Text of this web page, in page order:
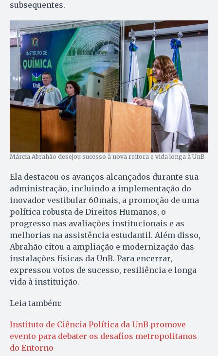
subsequentes.
Márcia Abrahão desejou sucesso à nova reitora e vida longa à UnB
Ela destacou os avanços alcançados durante sua
administração, incluindo a implementação do
inovador vestibular 60mais, a promoção de uma
política robusta de Direitos Humanos, o
progresso nas avaliações institucionais e as
melhorias na assistência estudantil. Além disso,
Abrahão citou a ampliação e modernização das
instalações físicas da UnB. Para encerrar,
expressou votos de sucesso, resiliência e longa
vida à instituição.
Leia também:
Instituto de Ciência Política da UnB promove
evento para debater os desafios metropolitanos
do Entorno